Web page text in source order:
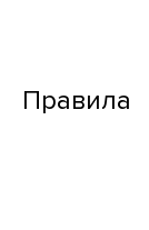
Правила